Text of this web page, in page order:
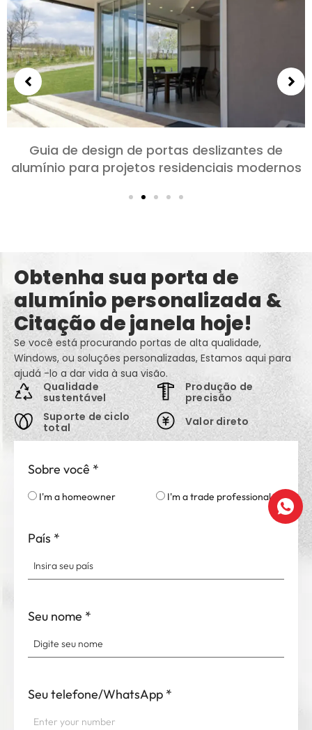
Guia de design de portas deslizantes de
alumínio para projetos residenciais modernos
Obtenha sua porta de
alumínio personalizada &
Citação de janela hoje!
Se você está procurando portas de alta qualidade,
Windows, ou soluções personalizadas, Estamos aqui para
ajudá -lo a dar vida à sua visão.
Qualidade
sustentável
Suporte de ciclo
total
Produção de
precisão
Valor direto
Sobre você *
I'm a homeowner I'm a trade professional
País *
Seu nome *
Seu telefone/WhatsApp *